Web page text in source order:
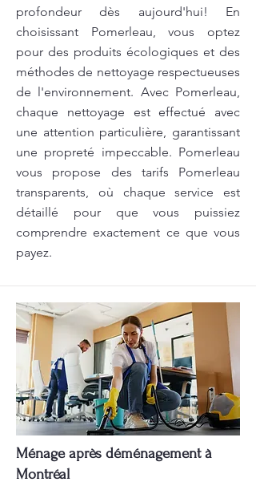
profondeur dès aujourd'hui! En
choisissant Pomerleau, vous optez
pour des produits écologiques et des
méthodes de nettoyage respectueuses
de l'environnement. Avec Pomerleau,
chaque nettoyage est effectué avec
une attention particulière, garantissant
une propreté impeccable. Pomerleau
vous propose des tarifs Pomerleau
transparents, où chaque service est
détaillé pour que vous puissiez
comprendre exactement ce que vous
payez.
Ménage après déménagement à
Montréal